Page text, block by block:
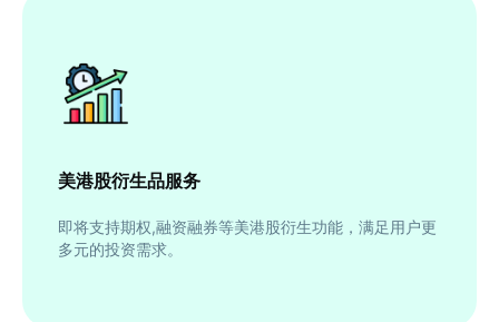
美港股衍生品服务
即将支持期权,融资融券等美港股衍生功能，满足用户更
多元的投资需求。